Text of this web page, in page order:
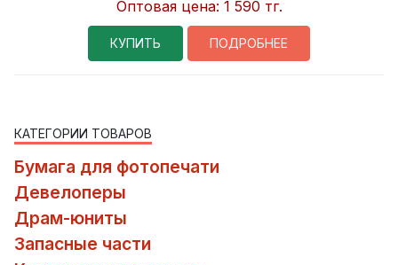
Оптовая цена: 1 590 тг.
КУПИТЬ ПОДРОБНЕЕ
КАТЕГОРИИ ТОВАРОВ
Бумага для фотопечати
Девелоперы
Драм-юниты
Запасные части